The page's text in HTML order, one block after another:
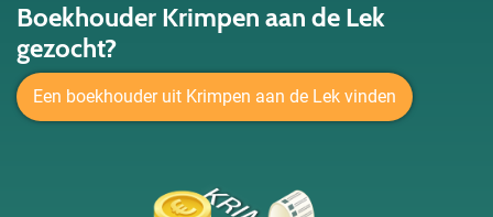
Boekhouder Krimpen aan de Lek
gezocht?
Een boekhouder uit Krimpen aan de Lek vinden